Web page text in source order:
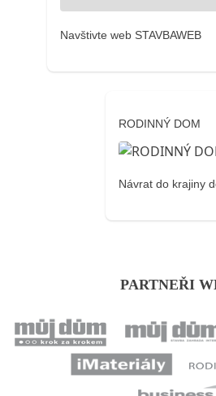
Navštivte web STAVBAWEB
RODINNÝ DOM
Návrat do krajiny
PARTNEŘI